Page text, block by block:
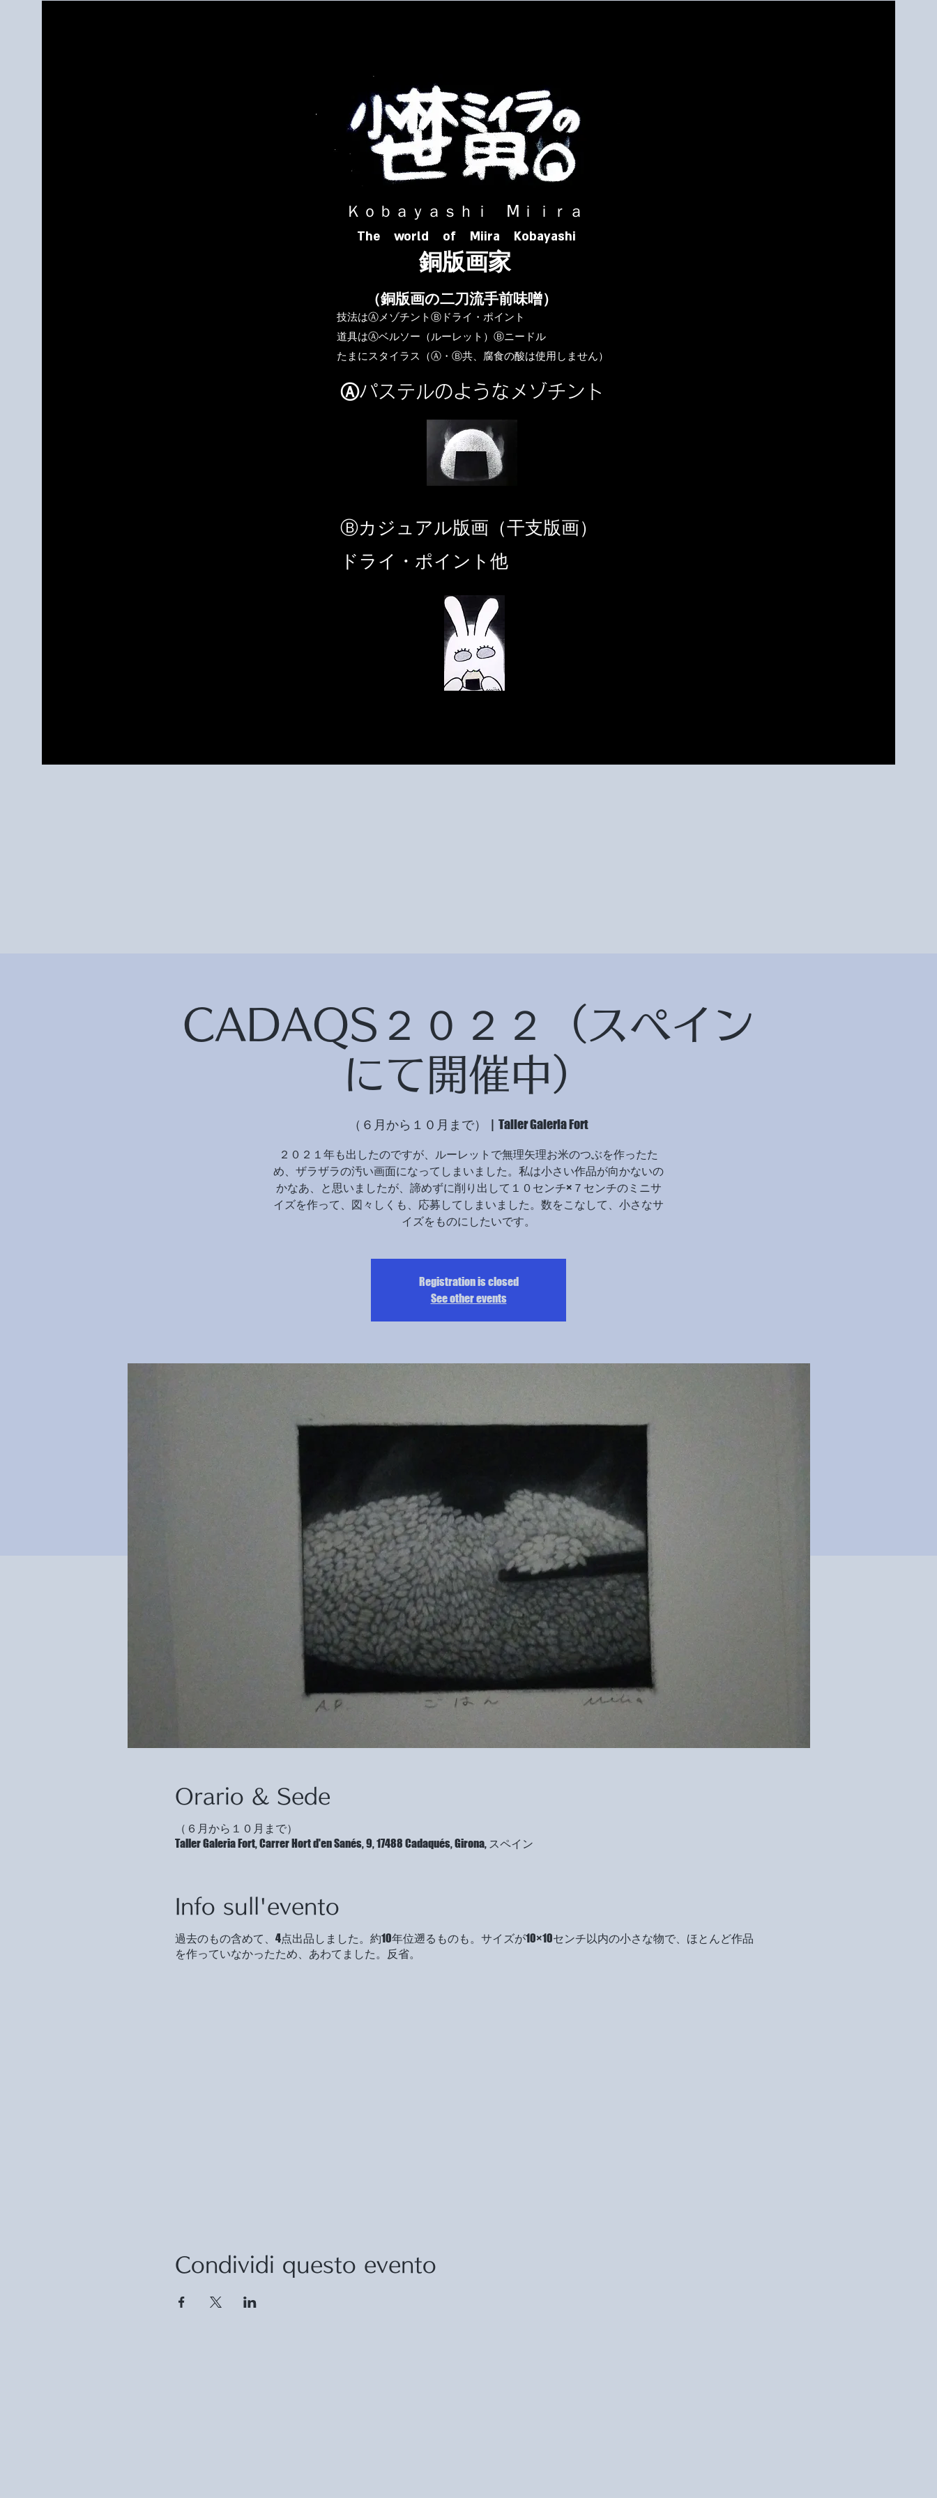
​ Ｋｏｂａｙａｓｈｉ Ⅿｉｉｒａ​
The world of Miira Kobayashi
​銅版画家
​（銅版画の二刀流手前味噌）
​技法はⒶメゾチントⒷドライ・ポイント
道具はⒶベルソー（ルーレット）Ⓑニードル
​たまにスタイラス（Ⓐ・Ⓑ共、腐食の酸は使用しません）
Ⓐパステルのようなメゾチント
​Ⓑカジュアル版画（干支版画）
ドライ・ポイント他
CADAQS２０２２（スペイン
にて開催中）
（６月から１０月まで）
  |
Taller Galeria Fort
２０２１年も出したのですが、ルーレットで無理矢理お米のつぶを作ったた
め、ザラザラの汚い画面になってしまいました。私は小さい作品が向かないの
かなあ、と思いましたが、諦めずに削り出して１０センチ×７センチのミニサ
イズを作って、図々しくも、応募してしまいました。数をこなして、小さなサ
イズをものにしたいです。
Registration is closed
See other events
Orario & Sede
（６月から１０月まで）
Taller Galeria Fort, Carrer Hort d'en Sanés, 9, 17488 Cadaqués, Girona, スペイン
Info sull'evento
過去のもの含めて、4点出品しました。約10年位遡るものも。サイズが10×10センチ以内の小さな物で、ほとんど作品
を作っていなかったため、あわてました。反省。
Condividi questo evento